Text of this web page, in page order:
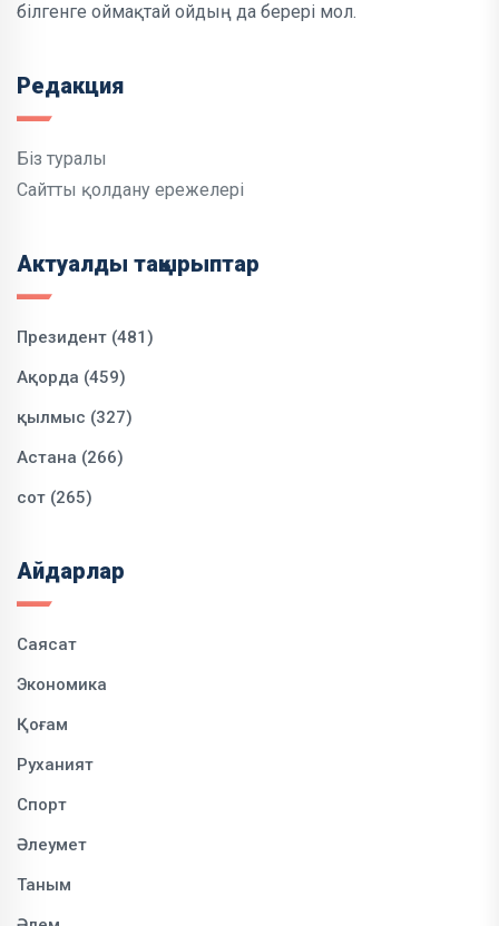
білгенге оймақтай ойдың да берері мол.
Редакция
Біз туралы
Сайтты қолдану ережелері
Актуалды тақырыптар
Президент (481)
Ақорда (459)
қылмыс (327)
Астана (266)
сот (265)
Айдарлар
Саясат
Экономика
Қоғам
Руханият
Спорт
Әлеумет
Таным